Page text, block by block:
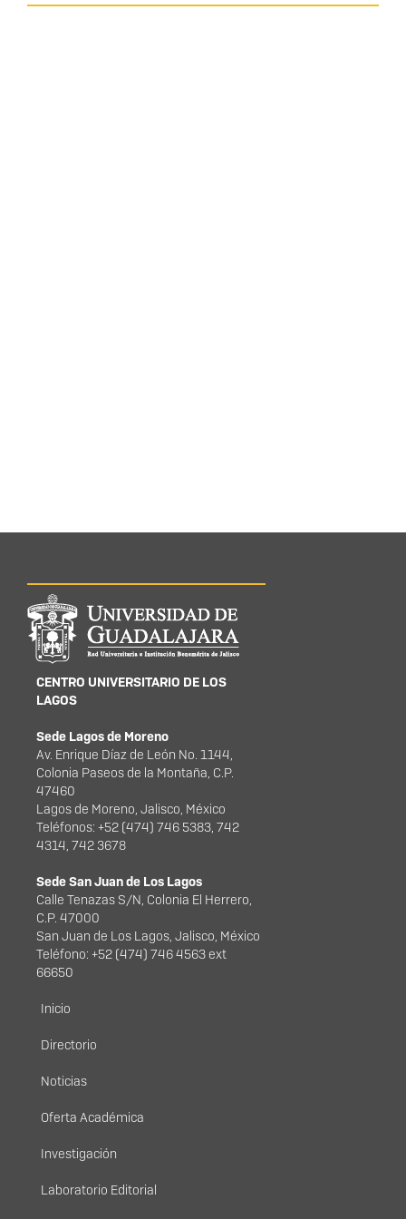
Información del
portal
CENTRO UNIVERSITARIO DE LOS
LAGOS
Sede Lagos de Moreno
Av. Enrique Díaz de León No. 1144,
Colonia Paseos de la Montaña, C.P.
47460
Lagos de Moreno, Jalisco, México
Teléfonos: +52 (474) 746 5383, 742
4314, 742 3678
Sede San Juan de Los Lagos
Calle Tenazas S/N, Colonia El Herrero,
C.P. 47000
San Juan de Los Lagos, Jalisco, México
Teléfono: +52 (474) 746 4563 ext
66650
Menú principal
Inicio
Directorio
Noticias
Oferta Académica
Investigación
Laboratorio Editorial